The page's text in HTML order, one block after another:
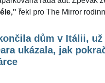
řekl pro The Mirror
dům v Itálii,
ukázala, jak